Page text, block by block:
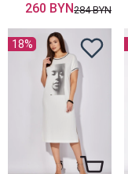
260 BYN284 BYN
18%